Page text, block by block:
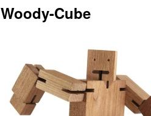
Woody-Cube